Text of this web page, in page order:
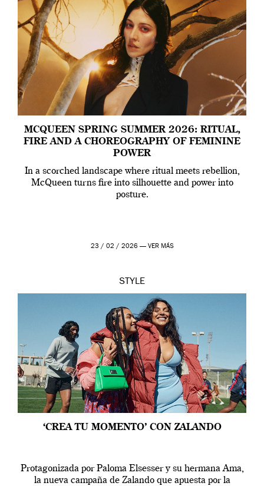
MCQUEEN SPRING SUMMER 2026: RITUAL,
FIRE AND A CHOREOGRAPHY OF FEMININE
POWER
In a scorched landscape where ritual meets rebellion,
McQueen turns fire into silhouette and power into
posture.
23 / 02 / 2026 — VER MÁS
STYLE
‘CREA TU MOMENTO’ CON ZALANDO
Protagonizada por Paloma Elsesser y su hermana Ama,
la nueva campaña de Zalando que apuesta por la